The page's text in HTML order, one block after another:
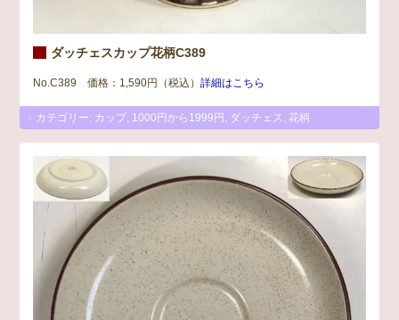
ダッチェスカップ花柄C389
No.C389 価格：1,590円（税込）詳細はこちら
カテゴリー: カップ 1000円から1999円 ダッチェス ,花柄